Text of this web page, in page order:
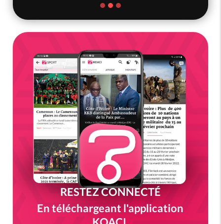
RESTEZ CONNECTÉ
En téléchargeant l'application